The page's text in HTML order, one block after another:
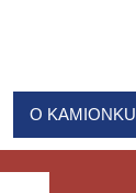
O KAMIONKU